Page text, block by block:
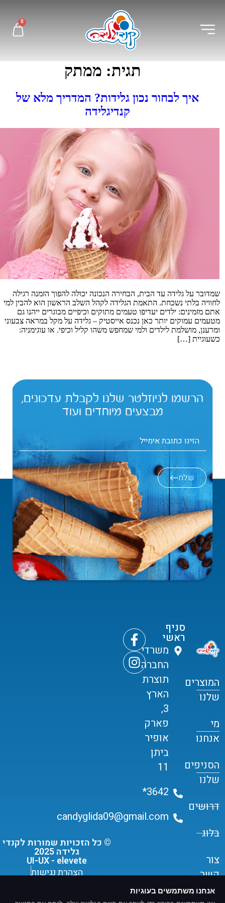
0
תגית: ממתק
איך לבחור נכון גלידות? המדריך מלא של
קנדיגלידה
שמדובר על גלידה עד הבית, הבחירה הנכונה יכולה להפוך הזמנה רגילה
לחוויה בלתי נשכחת. התאמת הגלידה לקהל השלב הראשון הוא להבין למי
אתם מזמינים: ילדים יעדיפו טעמים מתוקים וכיפיים מבוגרים ייהנו גם
מטעמים עמוקים יותר כאן נכנס אייסטיק – גלידה על מקל במראה צבעוני
ומרענן, מושלמת לילדים ולמי שמחפש משהו קליל וכיפי. או עוגימניה:
כשעוגיית […]
הרשמו לניוזלטר שלנו לקבלת עדכונים,
מבצעים מיוחדים ועוד
שלח
המוצרים
שלנו
מי
אנחנו
הסניפים
שלנו
דרושים
בלוג
צור
קשר
סניף
ראשי
משרדי
החברה
תוצרת
הארץ
3,
פארק
אופיר
ביתן
11
3642*
candyglida09@gmail.com
הצהרת נגישות
© כל הזכויות שמורות לקנדי
גלידה 2025
UI-UX - elevete
אנחנו משתמשים בעוגיות